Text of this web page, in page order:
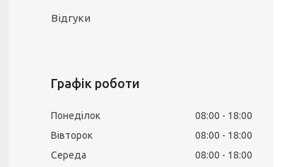
Відгуки
Графік роботи
Понеділок 08:00
18:00
Вівторок
08:00
18:00
Середа
08:00
18:00